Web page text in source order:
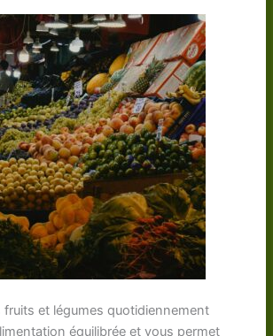
fruits et légumes quotidiennement
équilibrée et vous permet